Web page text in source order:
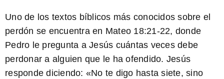
Uno de los textos bíblicos más conocidos sobre el
perdón se encuentra en Mateo 18:21-22, donde
Pedro le pregunta a Jesús cuántas veces debe
perdonar a alguien que le ha ofendido. Jesús
responde diciendo: «No te digo hasta siete, sino